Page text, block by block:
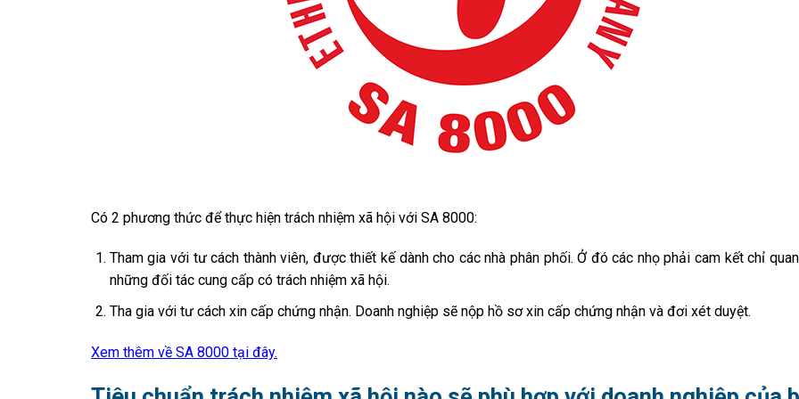
Có 2 phương thức để thực hiện trách nhiệm xã hội với SA 8000:
Tham gia với tư cách thành viên, được thiết kế dành cho các nhà phân phối. Ở đó các nhọ phải cam kết chỉ
những đối tác cung cấp có trách nhiệm xã hội.
Tha gia với tư cách xin cấp chứng nhận. Doanh nghiệp sẽ nộp hồ sơ xin cấp chứng nhận và đơi xét duyệt.
Xem thêm về SA 8000 tại đây.